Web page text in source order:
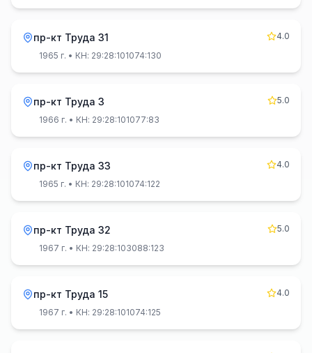
пр-кт Труда 31
4.0
1965 г. • КН: 29:28:101074:130
пр-кт Труда 3
5.0
1966 г. • КН: 29:28:101077:83
пр-кт Труда 33
4.0
1965 г. • КН: 29:28:101074:122
пр-кт Труда 32
5.0
1967 г. • КН: 29:28:103088:123
пр-кт Труда 15
4.0
1967 г. • КН: 29:28:101074:125